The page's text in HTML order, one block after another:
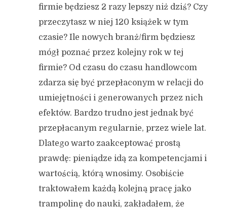
firmie będziesz 2 razy lepszy niż dziś? Czy
przeczytasz w niej 120 książek w tym
czasie? Ile nowych branż/firm będziesz
mógł poznać przez kolejny rok w tej
firmie? Od czasu do czasu handlowcom
zdarza się być przepłaconym w relacji do
umiejętności i generowanych przez nich
efektów. Bardzo trudno jest jednak być
przepłacanym regularnie, przez wiele lat.
Dlatego warto zaakceptować prostą
prawdę: pieniądze idą za kompetencjami i
wartością, którą wnosimy. Osobiście
traktowałem każdą kolejną pracę jako
trampolinę do nauki, zakładałem, że